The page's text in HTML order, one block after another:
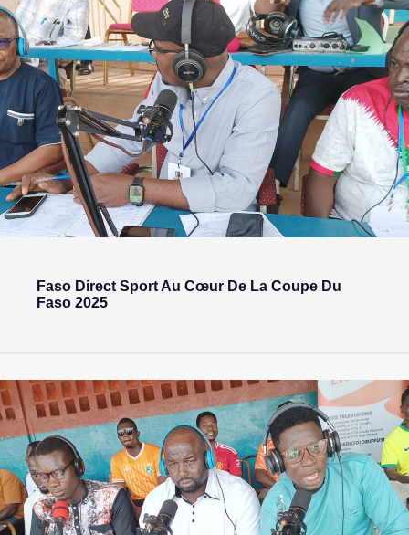
Faso Direct Sport Au Cœur De La Coupe Du
Faso 2025